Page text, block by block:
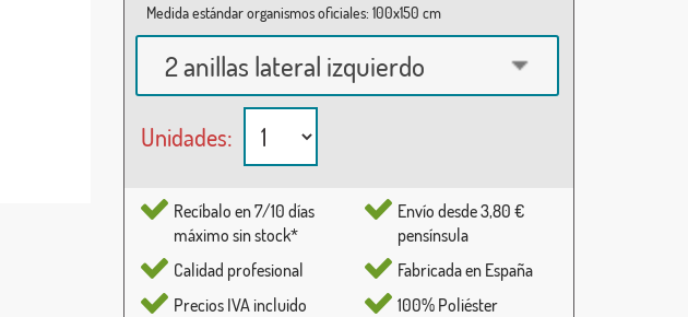
Medida estándar organismos oficiales: 100x150 cm
2 anillas lateral izquierdo
Unidades:
Recíbalo en 7/10 días
máximo sin stock*
Calidad profesional
Precios IVA incluido
Envío desde 3,80 €
pensínsula
Fabricada en España
100% Poliéster